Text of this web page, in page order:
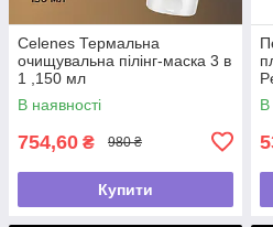
Celenes Термальна
очищувальна пілінг-маска 3 в
1 ,150 мл
В наявності
754,60 ₴ 980 ₴
Купити
В